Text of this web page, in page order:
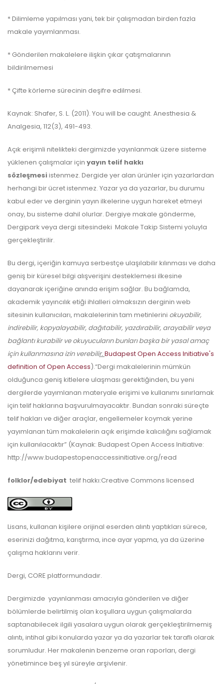
* Dilimleme yapılması yani, tek bir çalışmadan birden fazla
makale yayımlanması.
* Gönderilen makalelere ilişkin çıkar çatışmalarının
bildirilmemesi
* Çifte körleme sürecinin deşifre edilmesi.
Kaynak: Shafer, S. L. (2011). You will be caught. Anesthesia &
Analgesia, 112(3), 491-493.
Açık erişimli nitelikteki dergimizde yayınlanmak üzere sisteme
yüklenen çalışmalar için yayın telif hakkı
sözleşmesiistenmez. Dergide yer alan ürünler için yazarlardan
herhangi bir ücret istenmez. Yazar ya da yazarlar, bu durumu
kabul eder ve derginin yayın ilkelerine uygun hareket etmeyi
onay, bu sisteme dahil olurlar. Dergiye makale gönderme,
Dergipark veya dergi sitesindeki Makale Takip Sistemi yoluyla
gerçekleştirilir.
Bu dergi, içeriğin kamuya serbestçe ulaşılabilir kılınması ve daha
geniş bir küresel bilgi alışverişini desteklemesi ilkesine
dayanarak içeriğine anında erişim sağlar. Bu bağlamda,
akademik yayıncılık etiği ihlalleri olmaksızın derginin web
sitesinin kullanıcıları, makalelerinin tam metinlerini okuyabilir,
indirebilir, kopyalayabilir, dağıtabilir, yazdırabilir, arayabilir veya
bağlantı kurabilir ve okuyucuların bunları başka bir yasal amaç
için kullanmasına izin verebilir.Budapest Open Access Initiative's
definition of Open Access).“Dergi makalelerinin mümkün
olduğunca geniş kitlelere ulaşması gerektiğinden, bu yeni
dergilerde yayımlanan materyale erişimi ve kullanımı sınırlamak
için telif haklarına başvurulmayacaktır. Bundan sonraki süreçte
telif hakları ve diğer araçlar, engellemeler koymak yerine
yayımlanan tüm makalelerin açık erişimde kalıcılığını sağlamak
için kullanılacaktır” (Kaynak: Budapest Open Access Initiative:
http://www.budapestopenaccessinitiative.org/read
folklor/edebiyat telif hakkı:Creative Commons licensed
Lisans, kullanan kişilere orijinal eserden alıntı yaptıkları sürece,
eserinizi dağıtma, karıştırma, ince ayar yapma, ya da üzerine
çalışma haklarını verir.
Dergi, CORE platformundadır.
Dergimizde yayınlanması amacıyla gönderilen ve diğer
bölümlerde belirtilmiş olan koşullara uygun çalışmalarda
saptanabilecek ilgili yasalara uygun olarak gerçekleştirilmemiş
alıntı, intihal gibi konularda yazar ya da yazarlar tek taraflı olarak
sorumludur. Her makalenin benzeme oran raporları, dergi
yönetimince beş yıl süreyle arşivlenir.